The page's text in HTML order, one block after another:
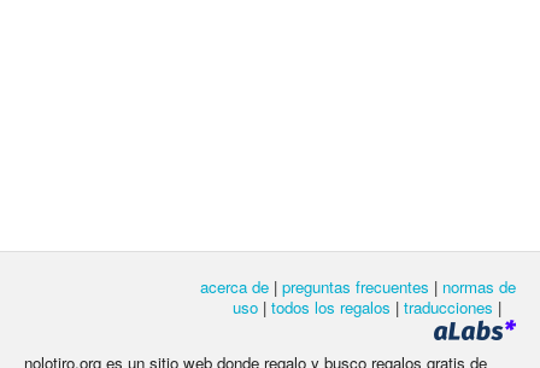
acerca de | preguntas frecuentes | normas de
uso | todos los regalos | traducciones |
nolotiro.org es un sitio web donde regalo y busco regalos gratis de